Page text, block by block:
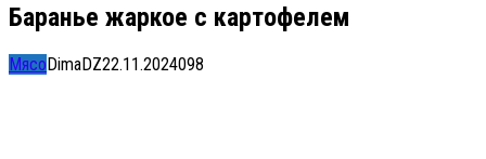
Баранье жаркое с картофелем
МясоDimaDZ22.11.2024098